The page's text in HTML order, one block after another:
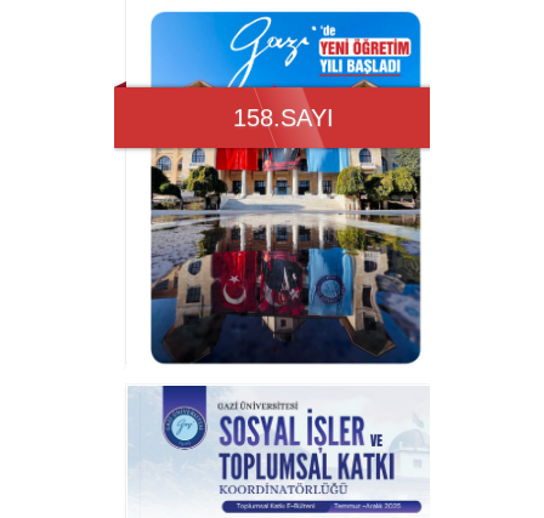
158.SAYI